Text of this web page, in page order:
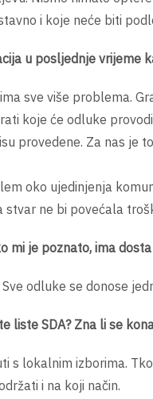
i koje neće biti
u posljednje vrijeme
sve više problema.
koje će odluke
provedene. Za nas
oko ujedinjenja
stvar ne bi povećala
mi je poznato, ima
odluke se donose
liste SDA? Zna li se
s lokalnim izborima.
i na koji način.